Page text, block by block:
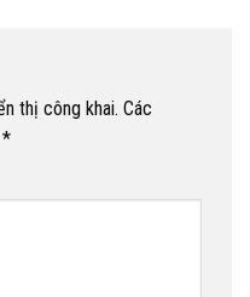
thị công khai. Các
*